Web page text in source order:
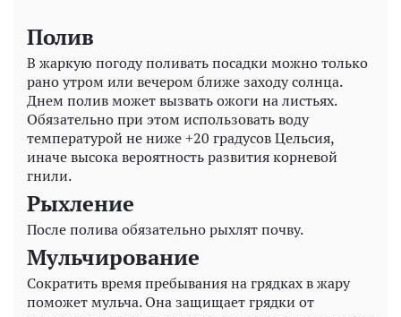
Полив
В жаркую погоду поливать посадки можно только
рано утром или вечером ближе заходу солнца.
Днем полив может вызвать ожоги на листьях.
Обязательно при этом использовать воду
температурой не ниже +20 градусов Цельсия,
иначе высока вероятность развития корневой
гнили.
Рыхление
После полива обязательно рыхлят почву.
Мульчирование
Сократить время пребывания на грядках в жару
поможет мульча. Она защищает грядки от